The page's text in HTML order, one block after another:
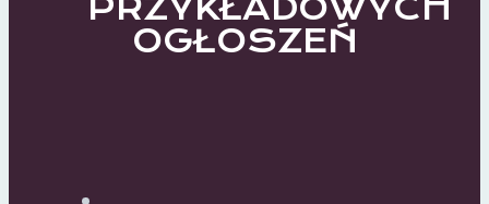
PRZYKŁADOWYCH
OGŁOSZEŃ